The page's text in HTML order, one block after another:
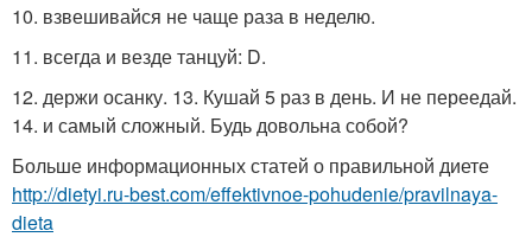
10. взвешивайся не чаще раза в неделю.
11. всегда и везде танцуй: D.
12. держи осанку. 13. Кушай 5 раз в день. И не переедай.
14. и самый сложный. Будь довольна собой?
Больше информационных статей о правильной диете
http://dietyi.ru-best.com/effektivnoe-pohudenie/pravilnaya-
dieta